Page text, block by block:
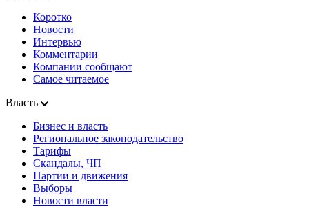
Коротко
Новости
Интервью
Комментарии
Компании сообщают
Самое читаемое
Власть
Бизнес и власть
Региональное законодательство
Тарифы
Скандалы, ЧП
Партии и движения
Выборы
Новости власти